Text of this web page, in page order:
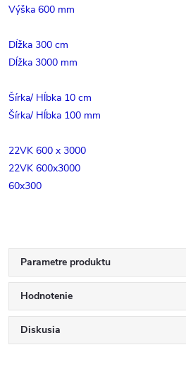
Výška 600 mm
Dĺžka 300 cm
Dĺžka 3000 mm
Šírka/ Hĺbka 10 cm
Šírka/ Hĺbka 100 mm
22VK 600 x 3000
22VK 600x3000
60x300
Parametre produktu
Hodnotenie
Diskusia